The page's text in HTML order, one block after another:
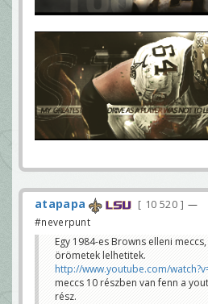
atapapa 10 520
—
#neverpunt
Egy 1984-es Browns elleni
örömetek lelhetitek.
http://www.youtube.com/
meccs 10 részben van fenn a
rész.